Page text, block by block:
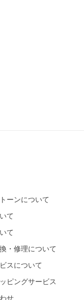
ーンについて
て
て
・修理について
スについて
ピングサービス
せ